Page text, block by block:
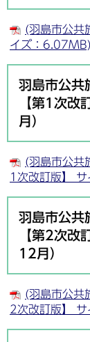
(羽島市公
イズ：6.07MB)
羽島市公共
【第1次改
月）
(羽島市公共
1次改訂版】
羽島市公共
【第2次改
12月）
(羽島市公共
2次改訂版】